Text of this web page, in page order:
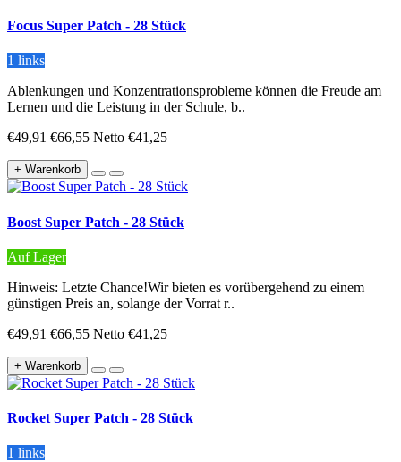
Focus Super Patch - 28 Stück
1 links
Ablenkungen und Konzentrationsprobleme können die Freude am
Lernen und die Leistung in der Schule, b..
€49,91 €66,55 Netto €41,25
+ Warenkorb
Boost Super Patch - 28 Stück
Auf Lager
Hinweis: Letzte Chance!Wir bieten es vorübergehend zu einem
günstigen Preis an, solange der Vorrat r..
€49,91 €66,55 Netto €41,25
+ Warenkorb
Rocket Super Patch - 28 Stück
1 links